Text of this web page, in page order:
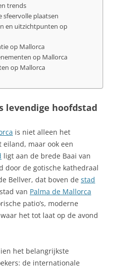
trends
sfeervolle plaatsen
en uitzichtpunten op
op Mallorca
op Mallorca
op Mallorca
levendige hoofdstad
is niet alleen het
maar ook een
ligt aan de brede Baai van
door de gotische kathedraal
Bellver, dat boven de stad
van Palma de Mallorca
patio’s, moderne
het tot laat op de avond
het belangrijkste
de internationale